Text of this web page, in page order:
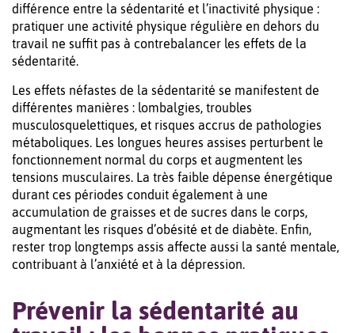
différence entre la sédentarité et l’inactivité physique :
pratiquer une activité physique régulière en dehors du
travail ne suffit pas à contrebalancer les effets de la
sédentarité.
Les effets néfastes de la sédentarité se manifestent de
différentes manières : lombalgies, troubles
musculosquelettiques, et risques accrus de pathologies
métaboliques. Les longues heures assises perturbent le
fonctionnement normal du corps et augmentent les
tensions musculaires. La très faible dépense énergétique
durant ces périodes conduit également à une
accumulation de graisses et de sucres dans le corps,
augmentant les risques d’obésité et de diabète. Enfin,
rester trop longtemps assis affecte aussi la santé mentale,
contribuant à l’anxiété et à la dépression.
Prévenir la sédentarité au